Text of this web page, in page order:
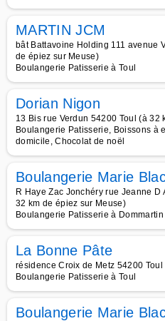
MARTIN JCM
bât Battavoine Holding 111 avenue
de épiez sur Meuse)
Boulangerie Patisserie à Toul
Dorian Nigon
13 Bis rue Verdun 54200 Toul (à 32
Boulangerie Patisserie, Boissons à
domicile, Chocolat de noël
Boulangerie Marie
R Haye Zac Jonchéry rue Jeanne
32 km de épiez sur Meuse)
Boulangerie Patisserie à Dommartin
La Bonne Pâte
résidence Croix de Metz 54200
Boulangerie Patisserie à Toul
Boulangerie Marie